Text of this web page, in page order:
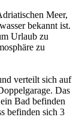
Meer,
bekannt ist.
Urlaub zu
zu
verteilt sich auf
Das
Bad befinden
befinden sich 3